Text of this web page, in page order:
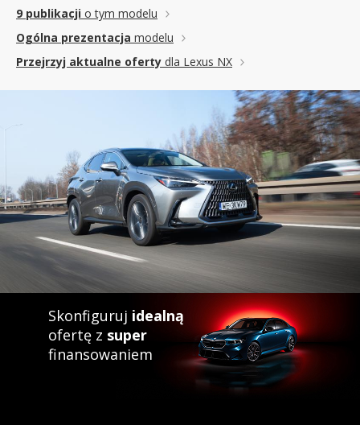
9 publikacji o tym modelu
Ogólna prezentacja modelu
Przejrzyj aktualne oferty dla Lexus NX
Skonfiguruj idealną
ofertę z super
finansowaniem